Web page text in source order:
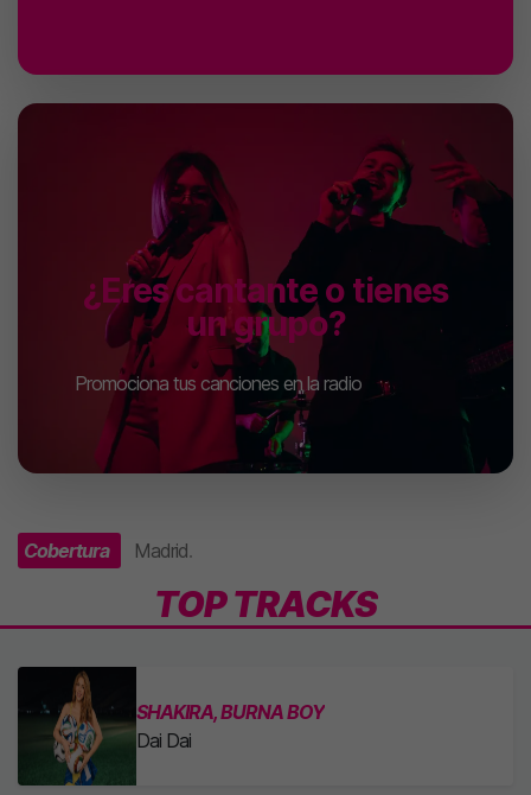
¿Eres cantante o tienes
un grupo?
Promociona tus canciones en la radio
Cobertura Madrid.
TOP TRACKS
SHAKIRA, BURNA BOY
Dai Dai